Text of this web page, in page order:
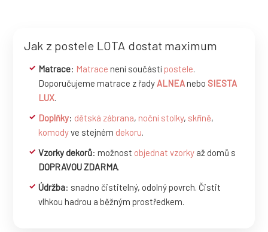
Jak z postele LOTA dostat maximum
Matrace: Matrace není součástí postele.
Doporučujeme matrace z řady ALNEAnebo SIESTA
LUX.
Doplňky: dětská zábrana, noční stolky, skříně,
komodyve stejném dekoru.
Vzorky dekorů: možnost objednat vzorky až domů s
DOPRAVOU ZDARMA.
Údržba: snadno čistitelný, odolný povrch. Čistit
vlhkou hadrou a běžným prostředkem.